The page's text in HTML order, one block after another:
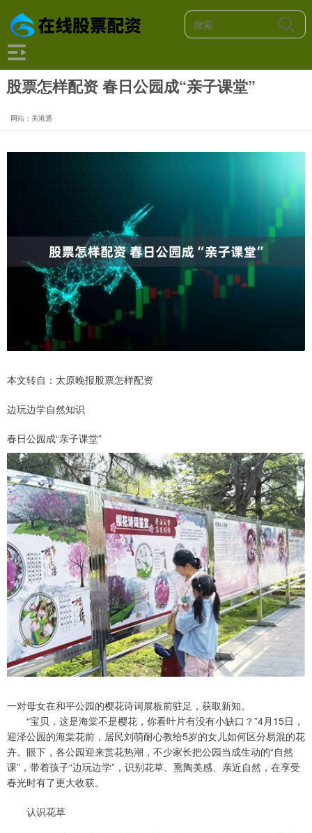
股票怎样配资 春日公园成“亲子课堂”
网站：美港通
本文转自：太原晚报股票怎样配资
边玩边学自然知识
春日公园成“亲子课堂”
一对母女在和平公园的樱花诗词展板前驻足，获取新知。
“宝贝，这是海棠不是樱花，你看叶片有没有小缺口？”4月15日，
迎泽公园的海棠花前，居民刘萌耐心教给5岁的女儿如何区分易混的花
卉。眼下，各公园迎来赏花热潮，不少家长把公园当成生动的“自然
课”，带着孩子“边玩边学”，识别花草、熏陶美感、亲近自然，在享受
春光时有了更大收获。
认识花草